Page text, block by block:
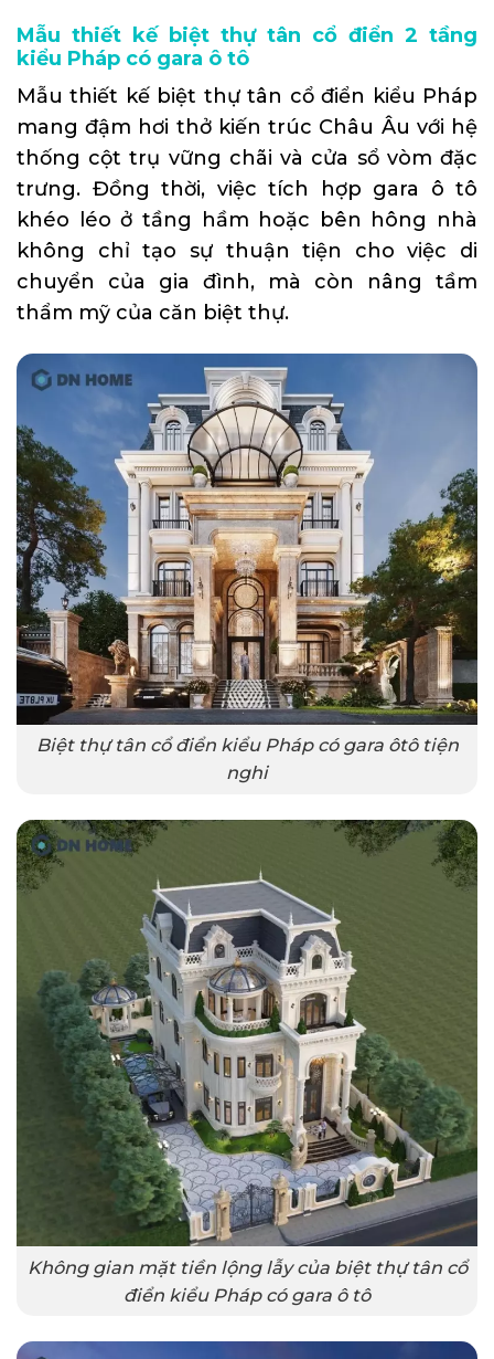
Mẫu thiết kế biệt thự tân cổ điển 2 tầng
kiểu Pháp có gara ô tô
Mẫu thiết kế biệt thự tân cổ điển kiểu Pháp
mang đậm hơi thở kiến trúc Châu Âu với hệ
thống cột trụ vững chãi và cửa sổ vòm đặc
trưng. Đồng thời, việc tích hợp gara ô tô
khéo léo ở tầng hầm hoặc bên hông nhà
không chỉ tạo sự thuận tiện cho việc di
chuyển của gia đình, mà còn nâng tầm
thẩm mỹ của căn biệt thự.
Biệt thự tân cổ điển kiểu Pháp có gara ôtô tiện
nghi
Không gian mặt tiền lộng lẫy của biệt thự tân cổ
điển kiểu Pháp có gara ô tô